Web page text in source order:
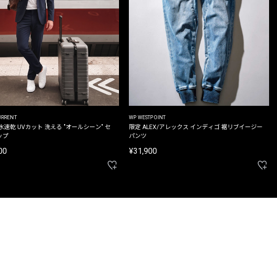
速乾 UVカット 洗える "オールシーン" セ
プ
WP WESTPOINT
限定 ALEX/アレックス インディゴ 裾リブイージー
パンツ
¥31,900